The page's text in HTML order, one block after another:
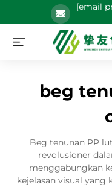
[email
beg
Beg tenunan PP
revolusioner
menggabungkan
kejelasan visual